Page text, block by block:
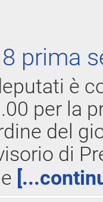
prima
è
per la
del
di